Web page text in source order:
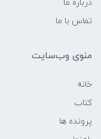
درباره ما
تماس با ما
منوی وب‌سایت
خانه
کتاب
پرونده ها